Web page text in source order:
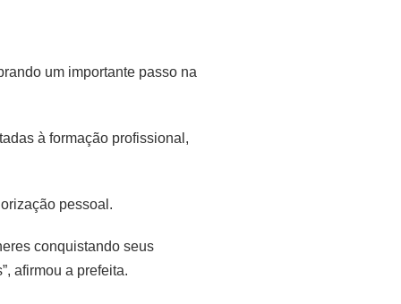
um importante passo na
à formação profissional,
pessoal.
conquistando seus
afirmou a prefeita.